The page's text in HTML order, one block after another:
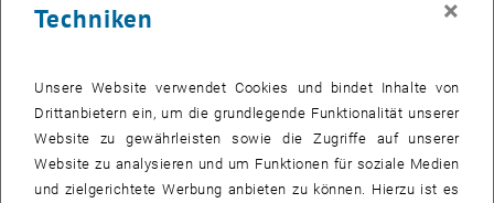
Techniken
×
Unsere Website verwendet Cookies und bindet Inhalte von
Drittanbietern ein, um die grundlegende Funktionalität unserer
Website zu gewährleisten sowie die Zugriffe auf unserer
Website zu analysieren und um Funktionen für soziale Medien
und zielgerichtete Werbung anbieten zu können. Hierzu ist es